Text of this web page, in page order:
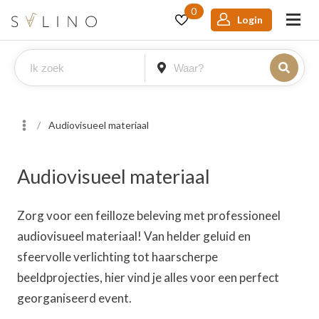
0
Login
Audiovisueel materiaal
Audiovisueel materiaal
Zorg voor een feilloze beleving met professioneel
audiovisueel materiaal! Van helder geluid en
sfeervolle verlichting tot haarscherpe
beeldprojecties, hier vind je alles voor een perfect
georganiseerd event.